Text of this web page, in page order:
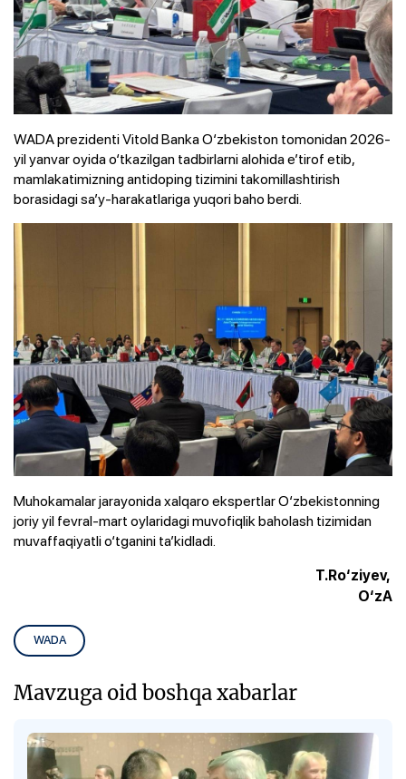
WADA prezidenti Vitold Banka O‘zbekiston tomonidan 2026-
yil yanvar oyida o‘tkazilgan tadbirlarni alohida e’tirof etib,
mamlakatimizning antidoping tizimini takomillashtirish
borasidagi sa’y-harakatlariga yuqori baho berdi.
Muhokamalar jarayonida xalqaro ekspertlar O‘zbekistonning
joriy yil fevral-mart oylaridagi muvofiqlik baholash tizimidan
muvaffaqiyatli o‘tganini ta’kidladi.
T.Ro‘ziyev,
O‘zA
WADA
Mavzuga oid boshqa xabarlar